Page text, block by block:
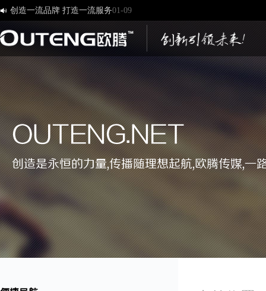

[欧腾]官方网站，欢迎您的访问！03-17
济南欧腾文化传媒有限公司，新版网站正式开通！ 03-12
创造一流品牌 打造一流服务 01-09
OUTENG.NET
创造是永恒的力量,传播随理想起航,欧腾传媒,一